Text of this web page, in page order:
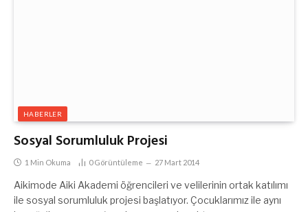
HABERLER
Sosyal Sorumluluk Projesi
1 Min Okuma 0Görüntüleme 27 Mart 2014
Aikimode Aiki Akademi öğrencileri ve velilerinin ortak katılımı
ile sosyal sorumluluk projesi başlatıyor. Çocuklarımız ile aynı